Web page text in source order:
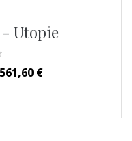
Utopie
Prix
561,60 €